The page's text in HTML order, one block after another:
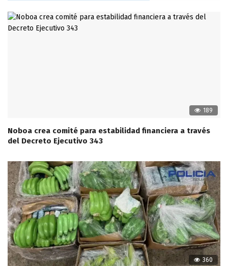
189
Noboa crea comité para estabilidad financiera a través
del Decreto Ejecutivo 343
360